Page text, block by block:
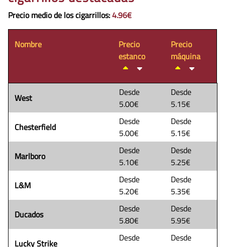
Precio medio de los cigarrillos:4.96€
Nombre
Precio
estanco
Precio
máquina
West
Desde
5.00€
Desde
5.15€
Chesterfield
Desde
5.00€
Desde
5.15€
Marlboro
Desde
5.10€
Desde
5.25€
L&M
Desde
5.20€
Desde
5.35€
Ducados
Desde
5.80€
Desde
5.95€
Lucky Strike
Desde
Desde